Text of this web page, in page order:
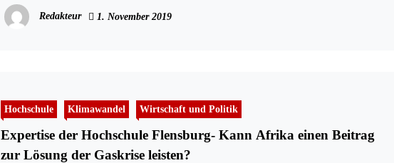
Redakteur 1. November 2019
Hochschule Klimawandel Wirtschaft und Politik
Expertise der Hochschule Flensburg- Kann Afrika einen Beitrag
zur Lösung der Gaskrise leisten?